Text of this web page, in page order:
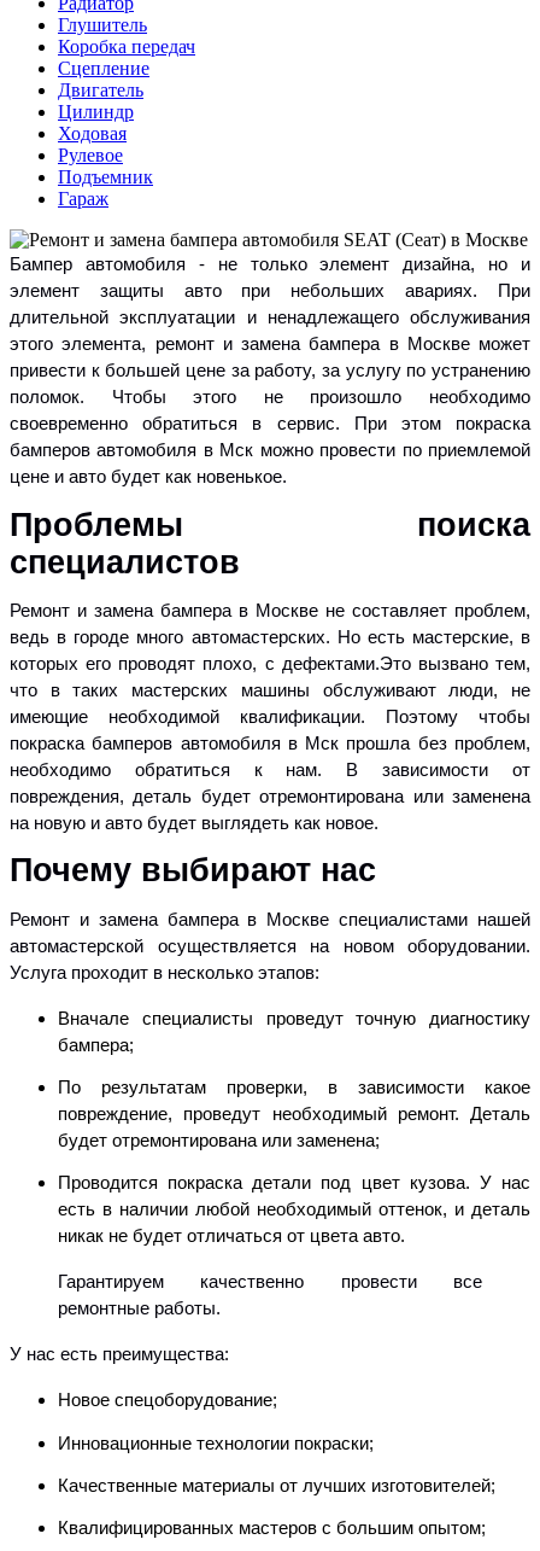
Глушитель
Коробка передач
Сцепление
Двигатель
Цилиндр
Ходовая
Рулевое
Подъемник
Гараж
Бампер автомобиля - не только элемент дизайна, но и
элемент защиты авто при небольших авариях. При
длительной эксплуатации и ненадлежащего обслуживания
этого элемента, ремонт и замена бампера в Москве может
привести к большей цене за работу, за услугу по устранению
поломок. Чтобы этого не произошло необходимо
своевременно обратиться в сервис. При этом покраска
бамперов автомобиля в Мск можно провести по приемлемой
цене и авто будет как новенькое.
Проблемы поиска
специалистов
Ремонт и замена бампера в Москве не составляет проблем,
ведь в городе много автомастерских. Но есть мастерские, в
которых его проводят плохо, с дефектами.Это вызвано тем,
что в таких мастерских машины обслуживают люди, не
имеющие необходимой квалификации. Поэтому чтобы
покраска бамперов автомобиля в Мск прошла без проблем,
необходимо обратиться к нам. В зависимости от
повреждения, деталь будет отремонтирована или заменена
на новую и авто будет выглядеть как новое.
Почему выбирают нас
Ремонт и замена бампера в Москве специалистами нашей
автомастерской осуществляется на новом оборудовании.
Услуга проходит в несколько этапов:
Вначале специалисты проведут точную диагностику
бампера;
По результатам проверки, в зависимости какое
повреждение, проведут необходимый ремонт. Деталь
будет отремонтирована или заменена;
Проводится покраска детали под цвет кузова. У нас
есть в наличии любой необходимый оттенок, и деталь
никак не будет отличаться от цвета авто.
Гарантируем качественно провести все
ремонтные работы.
У нас есть преимущества:
Новое спецоборудование;
Инновационные технологии покраски;
Качественные материалы от лучших изготовителей;
Квалифицированных мастеров с большим опытом;